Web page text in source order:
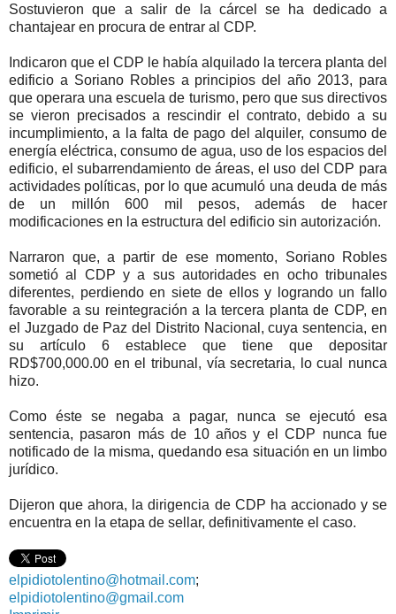
Sostuvieron que a salir de la cárcel se ha dedicado a
chantajear en procura de entrar al CDP.
Indicaron que el CDP le había alquilado la tercera planta del
edificio a Soriano Robles a principios del año 2013, para
que operara una escuela de turismo, pero que sus directivos
se vieron precisados a rescindir el contrato, debido a su
incumplimiento, a la falta de pago del alquiler, consumo de
energía eléctrica, consumo de agua, uso de los espacios del
edificio, el subarrendamiento de áreas, el uso del CDP para
actividades políticas, por lo que acumuló una deuda de más
de un millón 600 mil pesos, además de hacer
modificaciones en la estructura del edificio sin autorización.
Narraron que, a partir de ese momento, Soriano Robles
sometió al CDP y a sus autoridades en ocho tribunales
diferentes, perdiendo en siete de ellos y logrando un fallo
favorable a su reintegración a la tercera planta de CDP, en
el Juzgado de Paz del Distrito Nacional, cuya sentencia, en
su artículo 6 establece que tiene que depositar
RD$700,000.00 en el tribunal, vía secretaria, lo cual nunca
hizo.
Como éste se negaba a pagar, nunca se ejecutó esa
sentencia, pasaron más de 10 años y el CDP nunca fue
notificado de la misma, quedando esa situación en un limbo
jurídico.
Dijeron que ahora, la dirigencia de CDP ha accionado y se
encuentra en la etapa de sellar, definitivamente el caso.
elpidiotolentino@hotmail.com;
elpidiotolentino@gmail.com